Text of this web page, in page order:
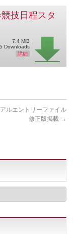
技日程スタ
7.4 MiB
Downloads
詳細
ルエントリーファイル
修正版掲載 →